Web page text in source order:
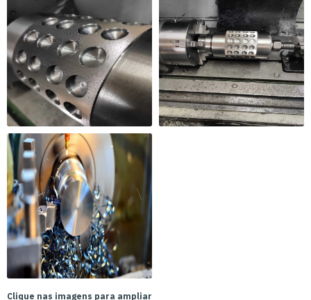
Clique nas imagens para ampliar